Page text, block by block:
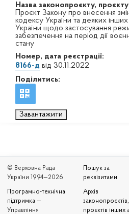
Назва законопроєкту,
Проєкт Закону про внесення
кодексу України та деяких інших
України щодо застосування
забезпечення на період дії
стану
Номер, дата реєстрації:
8166-д від 30.11.2022
Поділитись:
Завантажити
© Верховна Рада
України 1994—2026
Програмно-технічна
підтримка —
Управління
Пошук за
реквізитами
Архів
законопроєктів,
проєктів інших